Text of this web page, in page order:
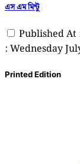
এস এম মিন্টু
Published At
: Wednesday
Printed Edition